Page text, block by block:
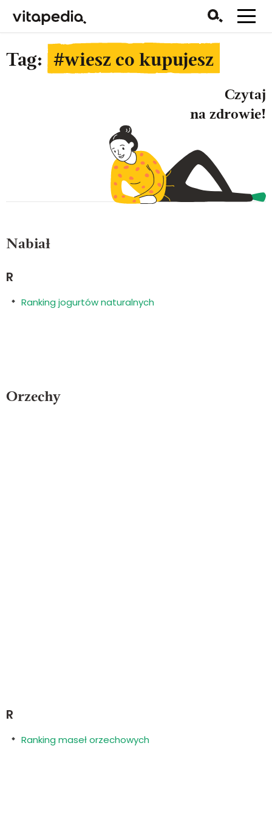
Tag: #wiesz co kupujesz
Czytaj
na zdrowie!
Nabiał
R
Ranking jogurtów naturalnych
Orzechy
R
Ranking maseł orzechowych